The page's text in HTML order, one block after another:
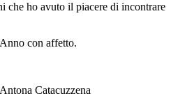
ho avuto il piacere di incontrare
con affetto.
Catacuzzena